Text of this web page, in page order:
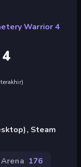
Warrior 4
)
Steam
Arena 176